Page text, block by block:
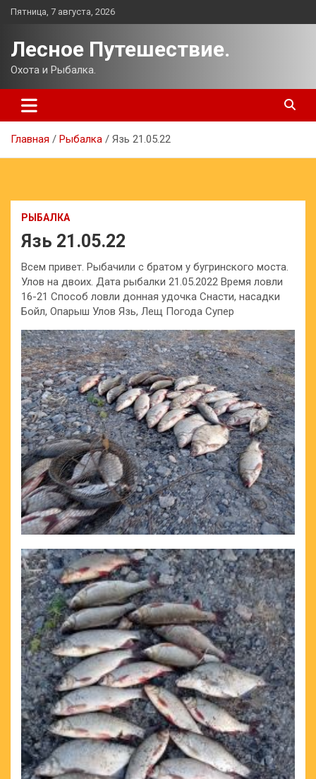
Перейти
Пятница, 7 августа, 2026
Лесное Путешествие.
Охота и Рыбалка.
Главная Рыбалка Язь 21.05.22
РЫБАЛКА
Язь 21.05.22
Всем привет. Рыбачили с братом у бугринского моста.
Улов на двоих. Дата рыбалки 21.05.2022 Время ловли
16-21 Способ ловли донная удочка Снасти, насадки
Бойл, Опарыш Улов Язь, Лещ Погода Супер